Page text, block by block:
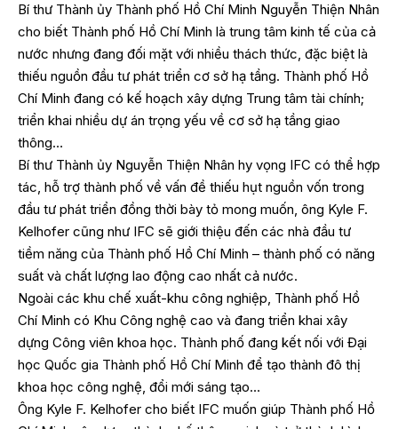
Bí thư Thành ủy Thành phố Hồ Chí Minh Nguyễn Thiện Nhân
cho biết Thành phố Hồ Chí Minh là trung tâm kinh tế của cả
nước nhưng đang đối mặt với nhiều thách thức, đặc biệt là
thiếu nguồn đầu tư phát triển cơ sở hạ tầng. Thành phố Hồ
Chí Minh đang có kế hoạch xây dựng Trung tâm tài chính;
triển khai nhiều dự án trọng yếu về cơ sở hạ tầng giao
thông…
Bí thư Thành ủy Nguyễn Thiện Nhân hy vọng IFC có thể hợp
tác, hỗ trợ thành phố về vấn đề thiếu hụt nguồn vốn trong
đầu tư phát triển đồng thời bày tỏ mong muốn, ông Kyle F.
Kelhofer cũng như IFC sẽ giới thiệu đến các nhà đầu tư
tiềm năng của Thành phố Hồ Chí Minh – thành phố có năng
suất và chất lượng lao động cao nhất cả nước.
Ngoài các khu chế xuất-khu công nghiệp, Thành phố Hồ
Chí Minh có Khu Công nghệ cao và đang triển khai xây
dựng Công viên khoa học. Thành phố đang kết nối với Đại
học Quốc gia Thành phố Hồ Chí Minh để tạo thành đô thị
khoa học công nghệ, đổi mới sáng tạo…
Ông Kyle F. Kelhofer cho biết IFC muốn giúp Thành phố Hồ